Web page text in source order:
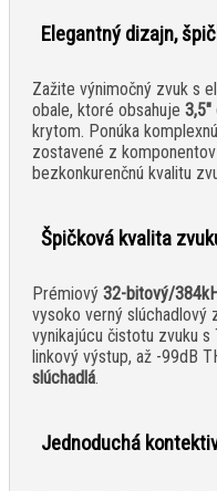
Elegantný dizajn,
Zažite výnimočný zvuk s
obale, ktoré obsahuje 3,5"
krytom. Ponúka
zostavené z komponentov
bezkonkurenčnú kvalitu
Špičková kvalita
Prémiový 32-bitový/
vysoko verný slúchadlový
vynikajúcu čistotu zvuku
linkový výstup, až -99dB
slúchadlá.
Jednoduchá